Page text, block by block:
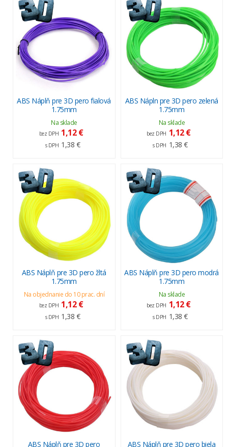
ABS Náplň pre 3D pero fialová
1.75mm
Na sklade
bez DPH 1,12 €
s DPH 1,38 €
ABS Nápln pre 3D pero zelená
1.75mm
Na sklade
bez DPH 1,12 €
s DPH 1,38 €
ABS Náplň pre 3D pero žltá
1.75mm
Na objednanie do 10 prac. dní
bez DPH 1,12 €
s DPH 1,38 €
ABS Náplň pre 3D pero modrá
1.75mm
Na sklade
bez DPH 1,12 €
s DPH 1,38 €
ABS Náplň pre 3D pero ABS Náplň pre 3D pero biela